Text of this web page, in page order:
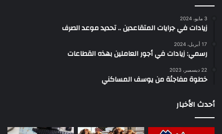
3 مايو، 2024
زيادات في جرايات المتقاعدين .. تحديد موعد الصرف
17 أبريل، 2024
رسمي: زيادات في أجور العاملين بهذه القطاعات
22 ديسمبر، 2023
خطوة مفاجئة من يوسف المساكني
أحدث الأخبار